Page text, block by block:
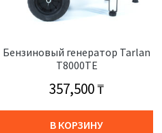
Бензиновый генератор Tarlan
T8000TE
357,500₸
В КОРЗИНУ